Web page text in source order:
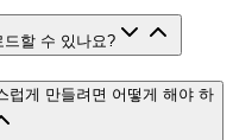
할 수 있나요?
럽게 만들려면 어떻게 해야 하